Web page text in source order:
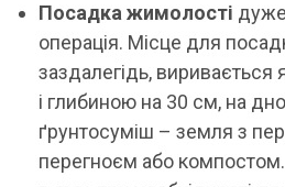
Посадка жимолості
операція. Місце для
заздалегідь,
і глибиною на 30 см, на
ґрунтосуміш – земля з
перегноєм або